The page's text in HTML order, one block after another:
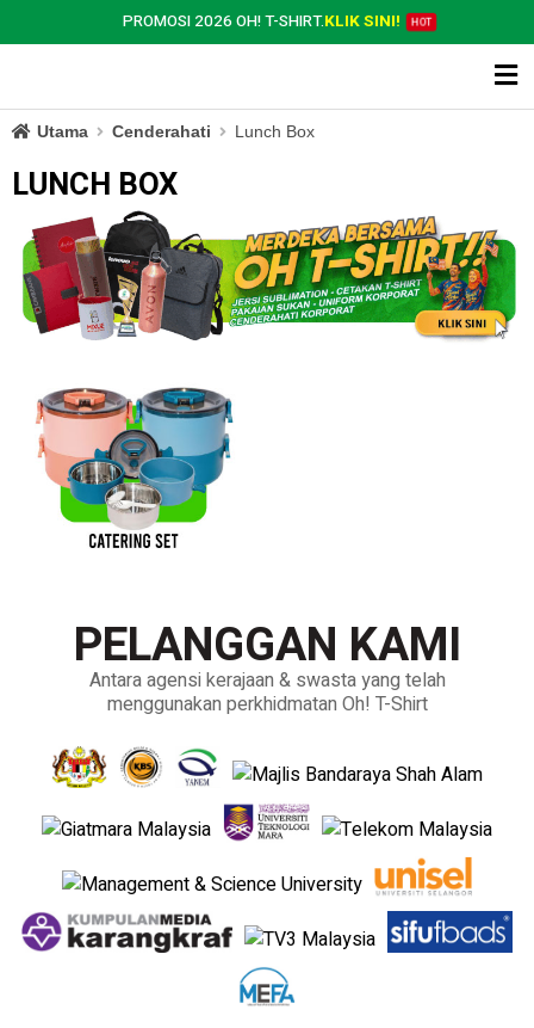
PROMOSI 2026 OH! T-SHIRT.KLIK SINI! HOT
Utama Cenderahati Lunch Box
LUNCH BOX
PELANGGAN KAMI
Antara agensi kerajaan & swasta yang telah
menggunakan perkhidmatan Oh! T-Shirt